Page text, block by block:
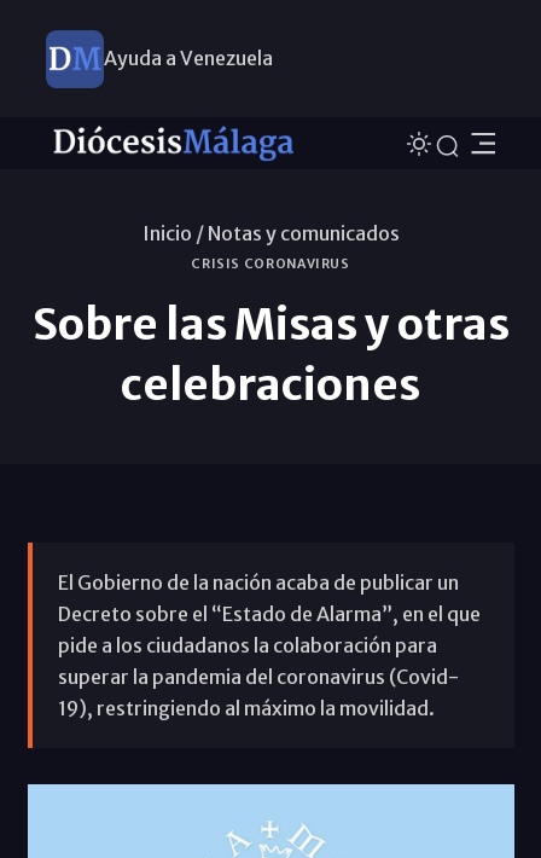
Ayuda a Venezuela
Inicio / Notas y comunicados
CRISIS CORONAVIRUS
Sobre las Misas y otras
celebraciones
El Gobierno de la nación acaba de publicar un
Decreto sobre el “Estado de Alarma”, en el que
pide a los ciudadanos la colaboración para
superar la pandemia del coronavirus (Covid-
19), restringiendo al máximo la movilidad.